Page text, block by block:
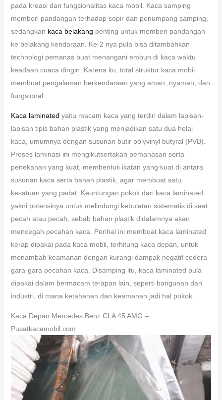
pada kreasi dan fungsionalitas kaca mobil. Kaca samping
memberi pandangan terhadap sopir dan penumpang samping,
sedangkan kaca belakang penting untuk memberi pandangan
ke belakang kendaraan. Ke-2 nya pula bisa ditambahkan
technologi pemanas buat menangani embun di kaca waktu
keadaan cuaca dingin. Karena itu, total struktur kaca mobil
membuat pengalaman berkendaraan yang aman, nyaman, dan
fungsional.
Kaca laminated yaitu macam kaca yang terdiri dalam lapisan-
lapisan tipis bahan plastik yang menjadikan satu dua helai
kaca, umumnya dengan susunan butir polyvinyl butyral (PVB).
Proses laminasi ini mengikutsertakan pemanasan serta
penekanan yang kuat, membentuk ikatan yang kuat di antara
susunan kaca serta bahan plastik, agar membuat satu
kesatuan yang padat. Keuntungan pokok dari kaca laminated
yakni potensinya untuk melindungi kebulatan sistematis di saat
pecah atau pecah, sebab bahan plastik didalamnya akan
mencegah pecahan kaca. Perihal ini membuat kaca laminated
kerap dipakai pada kaca mobil, terhitung kaca depan, untuk
menambah keamanan dengan kurangi dampak negatif cedera
gara-gara pecahan kaca. Disamping itu, kaca laminated pula
dipakai dalam bermacam terapan lain, seperti bangunan dan
industri, di mana ketahanan dan keamanan jadi hal pokok.
Kaca Depan Mercedes Benz CLA 45 AMG –
Pusatkacamobil.com